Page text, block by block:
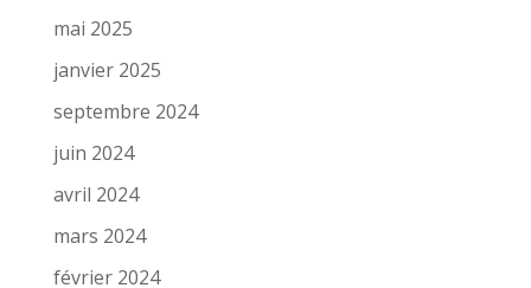
mai 2025
janvier 2025
septembre 2024
juin 2024
avril 2024
mars 2024
février 2024